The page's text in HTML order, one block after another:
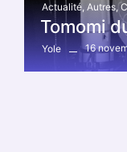
Actualité, Autres,
Tomomi
Yole 16